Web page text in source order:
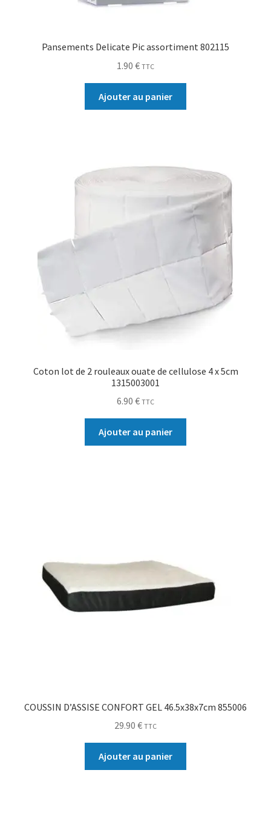
Pansements Delicate Pic assortiment 802115
1.90 € TTC
Ajouter au panier
Coton lot de 2 rouleaux ouate de cellulose 4 x 5cm
1315003001
6.90 € TTC
Ajouter au panier
COUSSIN D’ASSISE CONFORT GEL 46.5x38x7cm 855006
29.90 € TTC
Ajouter au panier